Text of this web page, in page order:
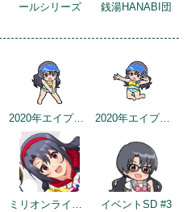
ールシリーズ
銭湯HANABI団
2020年エイプリルフールネタ 2020年エイプリルフールネタ
ミリオンライブ9周年記念トップ画面 イベントSD #3